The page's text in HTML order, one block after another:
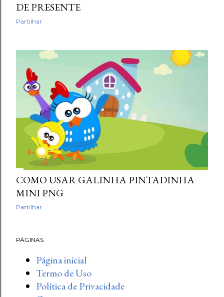
DE PRESENTE
Partilhar
COMO USAR GALINHA PINTADINHA
MINI PNG
Partilhar
PÁGINAS
Página inicial
Termo de Uso
Política de Privacidade